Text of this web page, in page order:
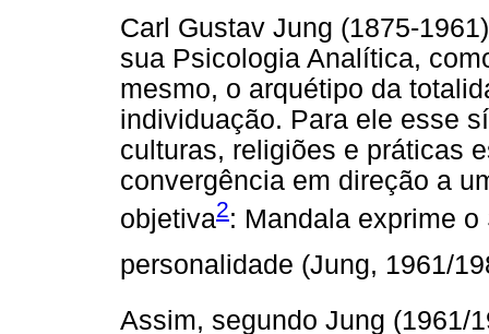
Carl Gustav Jung (1875-
sua Psicologia Analítica,
mesmo, o arquétipo da
individuação. Para ele esse
culturas, religiões e práticas
convergência em direção a
objetiva2: Mandala exprime
personalidade (Jung, 1961/
Assim, segundo Jung (1961/